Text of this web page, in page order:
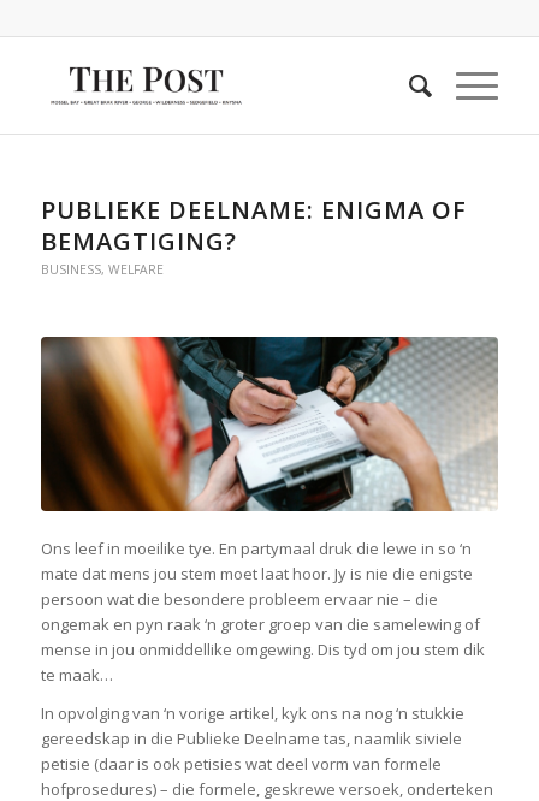
PUBLIEKE DEELNAME: ENIGMA OF
BEMAGTIGING?
BUSINESS, WELFARE
Ons leef in moeilike tye. En partymaal druk die lewe in so ‘n
mate dat mens jou stem moet laat hoor. Jy is nie die enigste
persoon wat die besondere probleem ervaar nie – die
ongemak en pyn raak ‘n groter groep van die samelewing of
mense in jou onmiddellike omgewing. Dis tyd om jou stem dik
te maak…
In opvolging van ‘n vorige artikel, kyk ons na nog ‘n stukkie
gereedskap in die Publieke Deelname tas, naamlik siviele
petisie (daar is ook petisies wat deel vorm van formele
hofprosedures) – die formele, geskrewe versoek, onderteken